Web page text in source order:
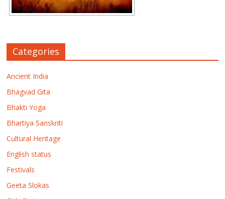
Categories
Ancient India
Bhagvad Gita
Bhakti Yoga
Bhartiya Sanskriti
Cultural Heritage
English status
Festivals
Geeta Slokas